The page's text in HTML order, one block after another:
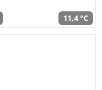
11,4 °C